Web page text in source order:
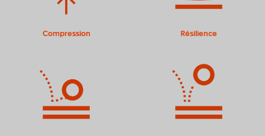
Compression Résilience